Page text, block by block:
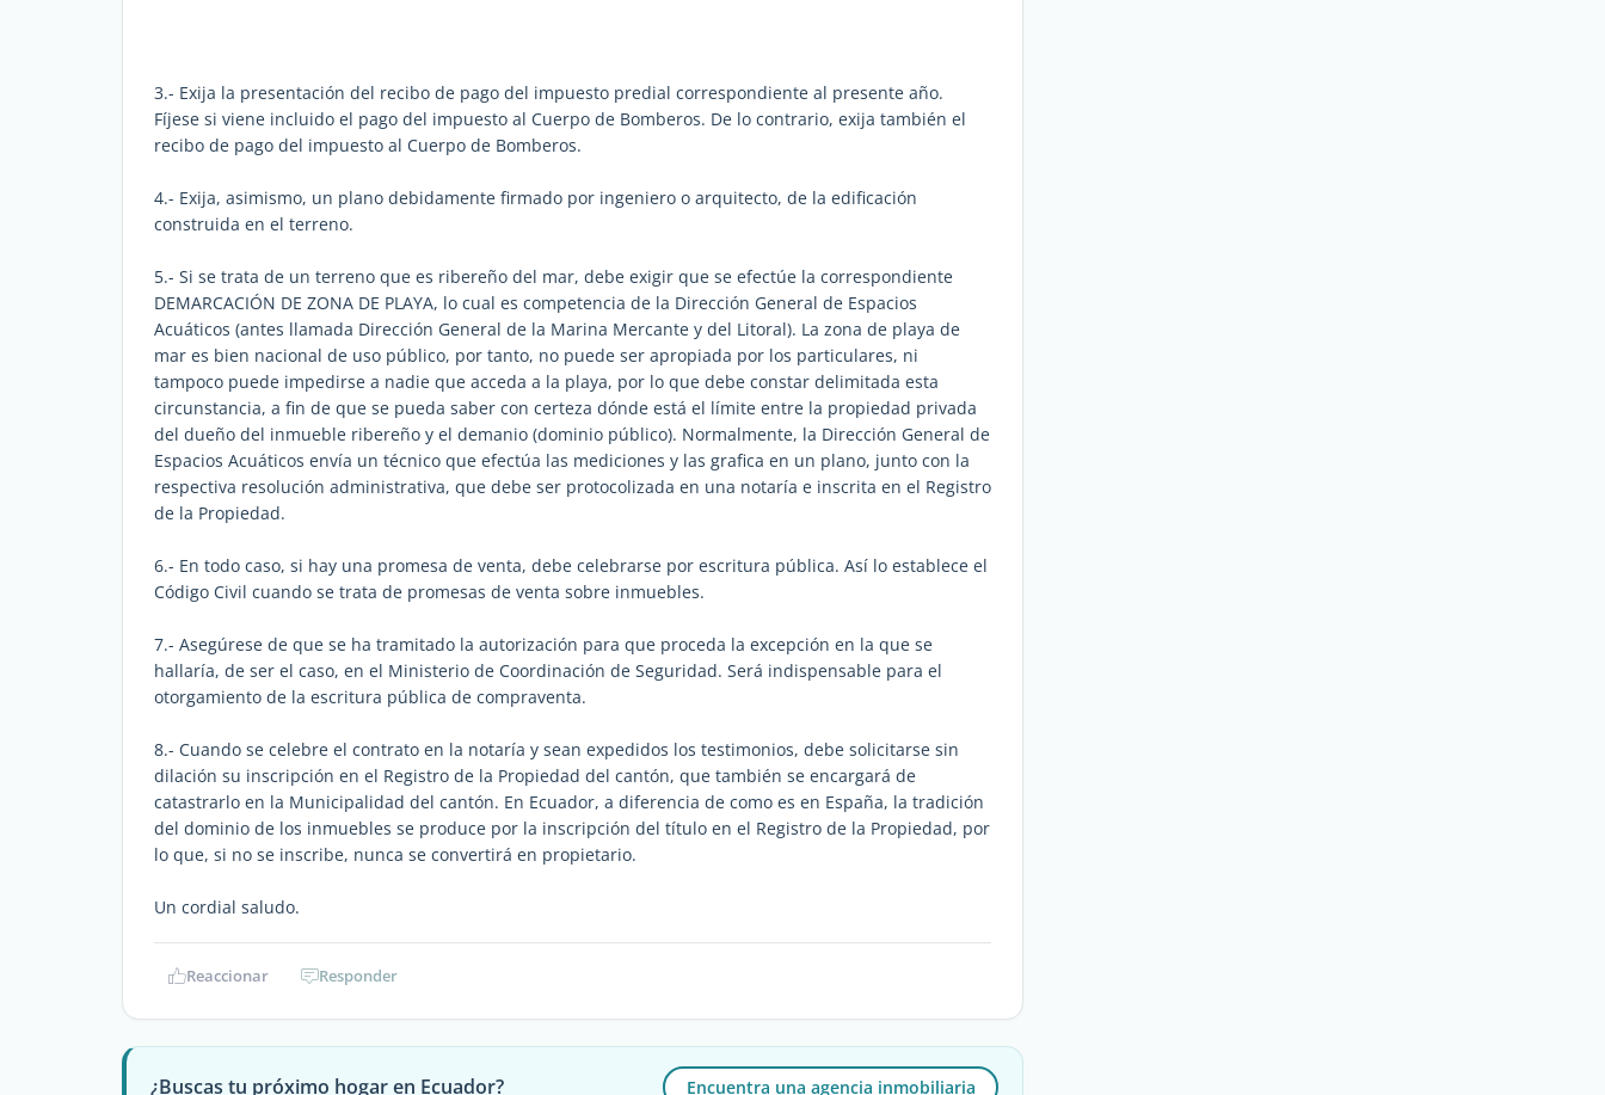
3.- Exija la presentación del recibo de pago del impuesto predial correspondiente al presente año.
Fíjese si viene incluido el pago del impuesto al Cuerpo de Bomberos. De lo contrario, exija también el
recibo de pago del impuesto al Cuerpo de Bomberos.
4.- Exija, asimismo, un plano debidamente firmado por ingeniero o arquitecto, de la edificación
construida en el terreno.
5.- Si se trata de un terreno que es ribereño del mar, debe exigir que se efectúe la correspondiente
DEMARCACIÓN DE ZONA DE PLAYA, lo cual es competencia de la Dirección General de Espacios
Acuáticos (antes llamada Dirección General de la Marina Mercante y del Litoral). La zona de playa de
mar es bien nacional de uso público, por tanto, no puede ser apropiada por los particulares, ni
tampoco puede impedirse a nadie que acceda a la playa, por lo que debe constar delimitada esta
circunstancia, a fin de que se pueda saber con certeza dónde está el límite entre la propiedad privada
del dueño del inmueble ribereño y el demanio (dominio público). Normalmente, la Dirección General de
Espacios Acuáticos envía un técnico que efectúa las mediciones y las grafica en un plano, junto con la
respectiva resolución administrativa, que debe ser protocolizada en una notaría e inscrita en el Registro
de la Propiedad.
6.- En todo caso, si hay una promesa de venta, debe celebrarse por escritura pública. Así lo establece el
Código Civil cuando se trata de promesas de venta sobre inmuebles.
7.- Asegúrese de que se ha tramitado la autorización para que proceda la excepción en la que se
hallaría, de ser el caso, en el Ministerio de Coordinación de Seguridad. Será indispensable para el
otorgamiento de la escritura pública de compraventa.
8.- Cuando se celebre el contrato en la notaría y sean expedidos los testimonios, debe solicitarse sin
dilación su inscripción en el Registro de la Propiedad del cantón, que también se encargará de
catastrarlo en la Municipalidad del cantón. En Ecuador, a diferencia de como es en España, la tradición
del dominio de los inmuebles se produce por la inscripción del título en el Registro de la Propiedad, por
lo que, si no se inscribe, nunca se convertirá en propietario.
Un cordial saludo.
Reaccionar Responder
¿Buscas tu próximo hogar en Ecuador? Encuentra una agencia inmobiliaria